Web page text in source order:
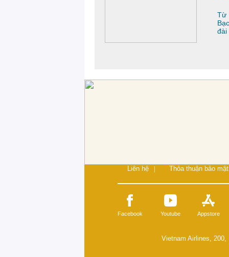
đài
Liên hệ | Thỏa thuận bảo mật
Facebook Youtube Appstore
Vietnam Airlines,